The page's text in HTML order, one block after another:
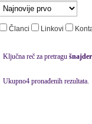
Članci Linkovi
Ključna reč za pretragu
Ukupno4 pronađenih rezultata.